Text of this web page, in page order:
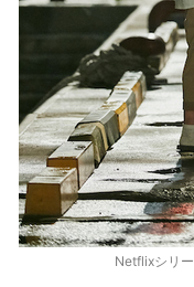
Netflixシリ